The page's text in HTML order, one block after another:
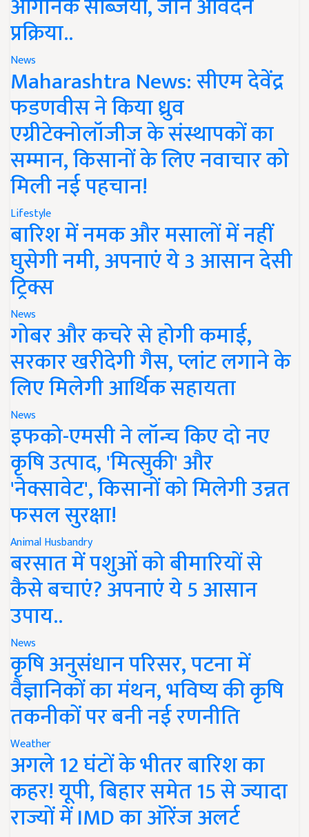
प्रक्रिया..
News
Maharashtra News: सीएम देवेंद्र
फडणवीस ने किया ध्रुव
एग्रीटेक्नोलॉजीज के संस्थापकों का
सम्मान, किसानों के लिए नवाचार को
मिली नई पहचान!
Lifestyle
बारिश में नमक और मसालों में नहीं
घुसेगी नमी, अपनाएं ये 3 आसान देसी
ट्रिक्स
News
गोबर और कचरे से होगी कमाई,
सरकार खरीदेगी गैस, प्लांट लगाने के
लिए मिलेगी आर्थिक सहायता
News
इफको-एमसी ने लॉन्च किए दो नए
कृषि उत्पाद, 'मित्सुकी' और
'नेक्सावेट', किसानों को मिलेगी उन्नत
फसल सुरक्षा!
Animal Husbandry
बरसात में पशुओं को बीमारियों से
कैसे बचाएं? अपनाएं ये 5 आसान
उपाय..
News
कृषि अनुसंधान परिसर, पटना में
वैज्ञानिकों का मंथन, भविष्य की कृषि
तकनीकों पर बनी नई रणनीति
Weather
अगले 12 घंटों के भीतर बारिश का
कहर! यूपी, बिहार समेत 15 से ज्यादा
राज्यों में IMD का ऑरेंज अलर्ट